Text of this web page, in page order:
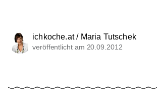
ichkoche.at / Maria Tutschek
veröffentlicht am 20.09.2012